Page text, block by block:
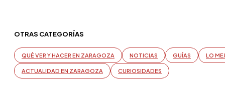
OTRAS CATEGORÍAS
QUÉ VER Y HACER EN ZARAGOZA NOTICIAS GUÍAS LO
ACTUALIDAD EN ZARAGOZA CURIOSIDADES